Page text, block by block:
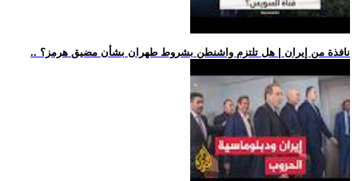
.. نافذة من إيران | هل تلتزم واشنطن بشروط طهران بشأن مضيق هرمز؟